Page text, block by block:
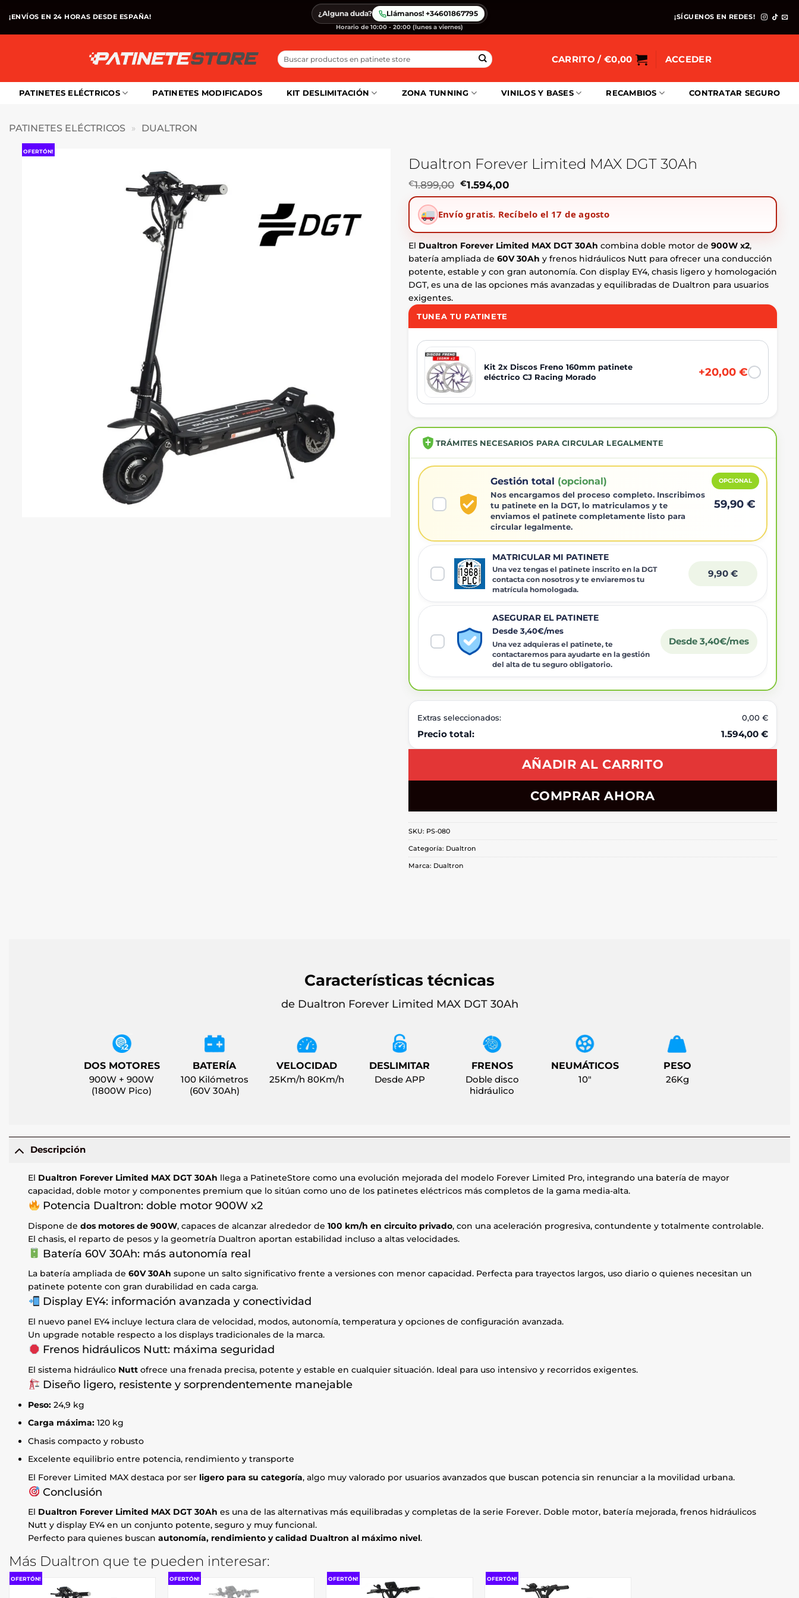
contenido
¡ENVÍOS EN 24 HORAS DESDE ESPAÑA! ¿Alguna duda? Llámanos! +34601867795
Horario de 10:00 - 20:00 (lunes a viernes)
¡SÍGUENOS EN REDES!
Buscar
por:
CARRITO / €0,00 ACCEDER
PATINETES ELÉCTRICOS PATINETES MODIFICADOS KIT DESLIMITACIÓN ZONA TUNNING VINILOS Y BASES RECAMBIOS CONTRATAR SEGURO
PATINETES ELÉCTRICOS » DUALTRON
OFERTÓN!
Dualtron Forever Limited MAX DGT 30Ah
€1.899,00 El
precio
era:
€1.594,00
precio
es:
Envío gratis. Recíbelo el 17 de agosto
El Dualtron Forever Limited MAX DGT 30Ah combina doble motor de 900W x2,
batería ampliada de 60V 30Ah y frenos hidráulicos Nutt para ofrecer una conducción
potente, estable y con gran autonomía. Con display EY4, chasis ligero y homologación
DGT, es una de las opciones más avanzadas y equilibradas de Dualtron para usuarios
exigentes.
TUNEA TU PATINETE
Kit 2x Discos Freno 160mm patinete
eléctrico CJ Racing Morado
+20,00 €
TRÁMITES NECESARIOS PARA CIRCULAR LEGALMENTE
OPCIONAL
Gestión total (opcional)
Nos encargamos del proceso completo. Inscribimos
tu patinete en la DGT, lo matriculamos y te
enviamos el patinete completamente listo para
circular legalmente.
59,90 €
MATRICULAR MI PATINETE
Una vez tengas el patinete inscrito en la DGT
contacta con nosotros y te enviaremos tu
matrícula homologada.
9,90 €
ASEGURAR EL PATINETE
Desde 3,40€/mes
Una vez adquieras el patinete, te
contactaremos para ayudarte en la gestión
del alta de tu seguro obligatorio.
Desde 3,40€/mes
Extras seleccionados: 0,00 €
Precio total: 1.594,00 €
AÑADIR AL CARRITO
COMPRAR AHORA
SKU: PS-080
Categoría: Dualtron
Marca: Dualtron
Características técnicas
de Dualtron Forever Limited MAX DGT 30Ah
DOS MOTORES
900W + 900W
(1800W Pico)
BATERÍA
100 Kilómetros
(60V 30Ah)
VELOCIDAD
25Km/h 80Km/h
DESLIMITAR
Desde APP
FRENOS
Doble disco
hidráulico
NEUMÁTICOS
10"
PESO
26Kg
Descripción
El Dualtron Forever Limited MAX DGT 30Ah llega a PatineteStore como una evolución mejorada del modelo Forever Limited Pro, integrando una batería de mayor
capacidad, doble motor y componentes premium que lo sitúan como uno de los patinetes eléctricos más completos de la gama media-alta.
Potencia Dualtron: doble motor 900W x2
Dispone dedos motores de 900W, capaces de alcanzar alrededor de100 km/h en circuito privado, con una aceleración progresiva, contundente y totalmente controlable.
El chasis, el reparto de pesos y la geometría Dualtron aportan estabilidad incluso a altas velocidades.
Batería 60V 30Ah: más autonomía real
La batería ampliada de60V 30Ah supone un salto significativo frente a versiones con menor capacidad. Perfecta para trayectos largos, uso diario o quienes necesitan un
patinete potente con gran durabilidad en cada carga.
Display EY4: información avanzada y conectividad
El nuevo panel EY4 incluye lectura clara de velocidad, modos, autonomía, temperatura y opciones de configuración avanzada.
Un upgrade notable respecto a los displays tradicionales de la marca.
Frenos hidráulicos Nutt: máxima seguridad
El sistema hidráulico Nutt ofrece una frenada precisa, potente y estable en cualquier situación. Ideal para uso intensivo y recorridos exigentes.
Diseño ligero, resistente y sorprendentemente manejable
Peso: 24,9 kg
Carga máxima: 120 kg
Chasis compacto y robusto
Excelente equilibrio entre potencia, rendimiento y transporte
El Forever Limited MAX destaca por ser ligero para su categoría, algo muy valorado por usuarios avanzados que buscan potencia sin renunciar a la movilidad urbana.
Conclusión
El Dualtron Forever Limited MAX DGT 30Ah es una de las alternativas más equilibradas y completas de la serie Forever. Doble motor, batería mejorada, frenos hidráulicos
Nutt y display EY4 en un conjunto potente, seguro y muy funcional.
Perfecto para quienes buscanautonomía, rendimiento y calidad Dualtron al máximo nivel.
Más Dualtron que te pueden interesar:
OFERTÓN! OFERTÓN! OFERTÓN! OFERTÓN!